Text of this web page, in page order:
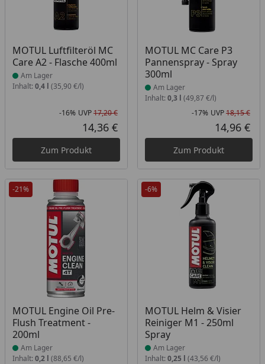
MOTUL Luftfilteröl MC
Care A2 - Flasche 400ml
Produkt am Lager
Am Lager
Inhalt: 0,4 l (35,90 €/l)
Rabatt in Prozent
-16%
Ursprünglicher Preis
UVP17,20 €
Aktueller Preis
14,36 €
Zum Produkt
MOTUL MC Care P3
Pannenspray - Spray
300ml
Produkt am Lager
Am Lager
Inhalt: 0,3 l (49,87 €/l)
-17% UVP18,15 €
14,96 €
Zum Produkt
-21%
MOTUL Engine Oil Pre-
Flush Treatment -
200ml
Produkt am Lager
Am Lager
Inhalt: 0,2 l (88,65 €/l)
-6%
MOTUL Helm & Visier
Reiniger M1 - 250ml
Spray
Produkt am Lager
Am Lager
Inhalt: 0,25 l (43,56 €/l)